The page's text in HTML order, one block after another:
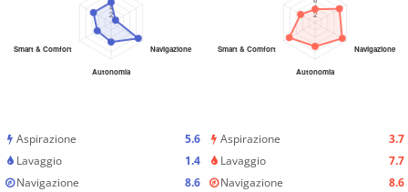
Aspirazione
5.6
Lavaggio
1.4
Navigazione
8.6
Aspirazione
3.7
Lavaggio
7.7
Navigazione
8.6